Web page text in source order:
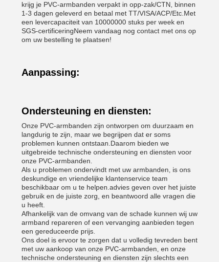
krijg je PVC-armbanden verpakt in opp-zak/CTN, binnen
1-3 dagen geleverd en betaal met TT/VISA/ACP/Etc.Met
een levercapaciteit van 10000000 stuks per week en
SGS-certificeringNeem vandaag nog contact met ons op
om uw bestelling te plaatsen!
Aanpassing:
Ondersteuning en diensten:
Onze PVC-armbanden zijn ontworpen om duurzaam en
langdurig te zijn, maar we begrijpen dat er soms
problemen kunnen ontstaan.Daarom bieden we
uitgebreide technische ondersteuning en diensten voor
onze PVC-armbanden.
Als u problemen ondervindt met uw armbanden, is ons
deskundige en vriendelijke klantenservice team
beschikbaar om u te helpen.advies geven over het juiste
gebruik en de juiste zorg, en beantwoord alle vragen die
u heeft.
Afhankelijk van de omvang van de schade kunnen wij uw
armband repareren of een vervanging aanbieden tegen
een gereduceerde prijs.
Ons doel is ervoor te zorgen dat u volledig tevreden bent
met uw aankoop van onze PVC-armbanden, en onze
technische ondersteuning en diensten zijn slechts een